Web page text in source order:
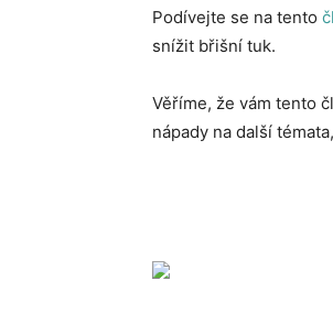
Podívejte se na tento
snížit břišní tuk.
Věříme, že vám tento
nápady na další